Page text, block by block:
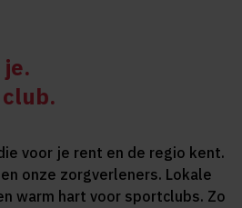
voor je rent en de regio kent.
onze zorgverleners. Lokale
warm hart voor sportclubs. Zo